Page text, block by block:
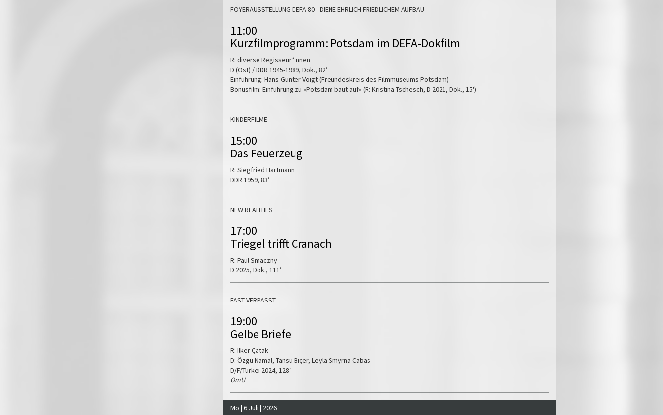
FOYERAUSSTELLUNG DEFA 80 - DIENE EHRLICH FRIEDLICHEM AUFBAU
11:00
Kurzfilmprogramm: Potsdam im DEFA-Dokfilm
R: diverse Regisseur*innen
D (Ost) / DDR 1945-1989, Dok., 82′
Einführung: Hans-Gunter Voigt (Freundeskreis des Filmmuseums Potsdam)
Bonusfilm: Einführung zu »Potsdam baut auf« (R: Kristina Tschesch, D 2021, Dok., 15')
KINDERFILME
15:00
Das Feuerzeug
R: Siegfried Hartmann
DDR 1959, 83′
NEW REALITIES
17:00
Triegel trifft Cranach
R: Paul Smaczny
D 2025, Dok., 111′
FAST VERPASST
19:00
Gelbe Briefe
R: Ilker Çatak
D: Özgü Namal, Tansu Biçer, Leyla Smyrna Cabas
D/F/Türkei 2024, 128′
OmU
Mo | 6 Juli | 2026